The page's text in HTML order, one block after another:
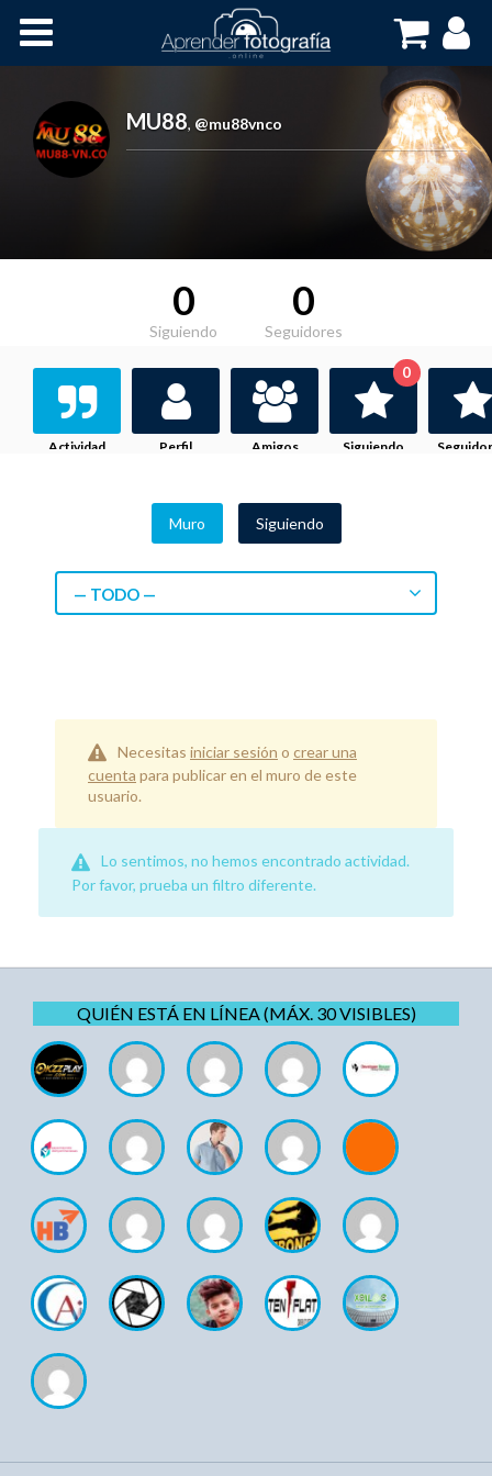
Cursos OnLine
MU88, @mu88vnco
0
Siguiendo
0
Seguidores
Actividad Perfil Amigos Siguiendo
0
Muro Siguiendo
— TODO —
Necesitas iniciar sesión o crear una
cuenta para publicar en el muro de este
usuario.
Lo sentimos, no hemos encontrado actividad.
Por favor, prueba un filtro diferente.
QUIÉN ESTÁ EN LÍNEA (MÁX. 30 VISIBLES)